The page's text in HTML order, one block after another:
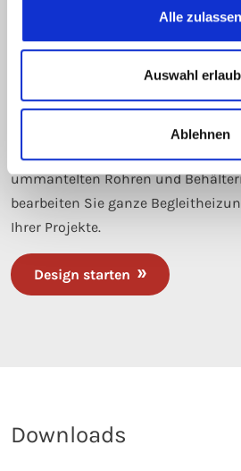
Alle zulassen
Auswahl
Ablehnen
Der eltherm designer
Führen Sie ab sofort ganz einfach
Wärmeverlustberechnung von
ummantelten Rohren und
bearbeiten Sie ganze
Ihrer Projekte.
Design starten
Downloads